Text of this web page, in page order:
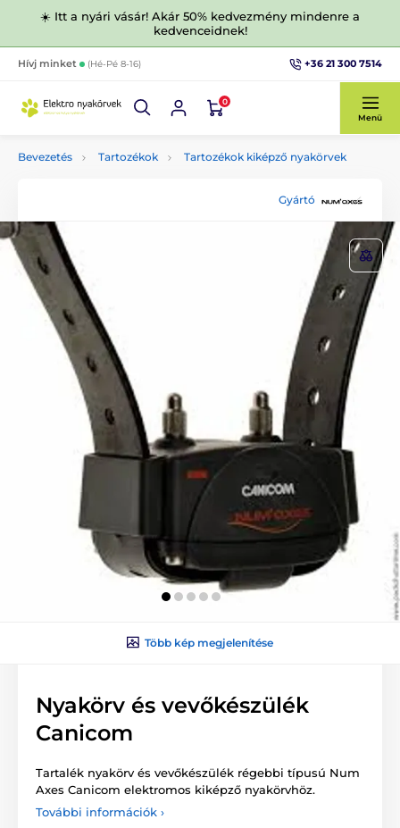
☀️ Itt a nyári vásár! Akár 50% kedvezmény mindenre a
kedvenceidnek!
Hívj minket (Hé-Pé 8-16) +36 21 300 7514
0
Menü
Bevezetés Tartozékok Tartozékok kiképző nyakörvek
Gyártó
Több kép megjelenítése
Nyakörv és vevőkészülék
Canicom
Tartalék nyakörv és vevőkészülék régebbi típusú Num
Axes Canicom elektromos kiképző nyakörvhöz.
További információk ›